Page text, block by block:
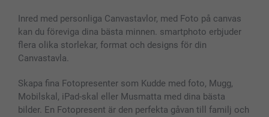
Fotoramar & Tillbehör
Presentkort
Alla fotoprodukter
Inred med personliga Canvastavlor, med Foto på canvas
kan du föreviga dina bästa minnen. smartphoto erbjuder
flera olika storlekar, format och designs för din
Canvastavla.
Skapa fina Fotopresenter som Kudde med foto, Mugg,
Mobilskal, iPad-skal eller Musmatta med dina bästa
bilder. En Fotopresent är den perfekta gåvan till familj och